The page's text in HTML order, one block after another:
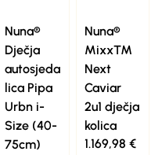
Nuna®
Dječja
autosjeda
lica Pipa
Urbn i-
Size (40-
75cm)
Nuna®
Mixx™
Next
Caviar
2u1 dječja
kolica
1.169,98 €